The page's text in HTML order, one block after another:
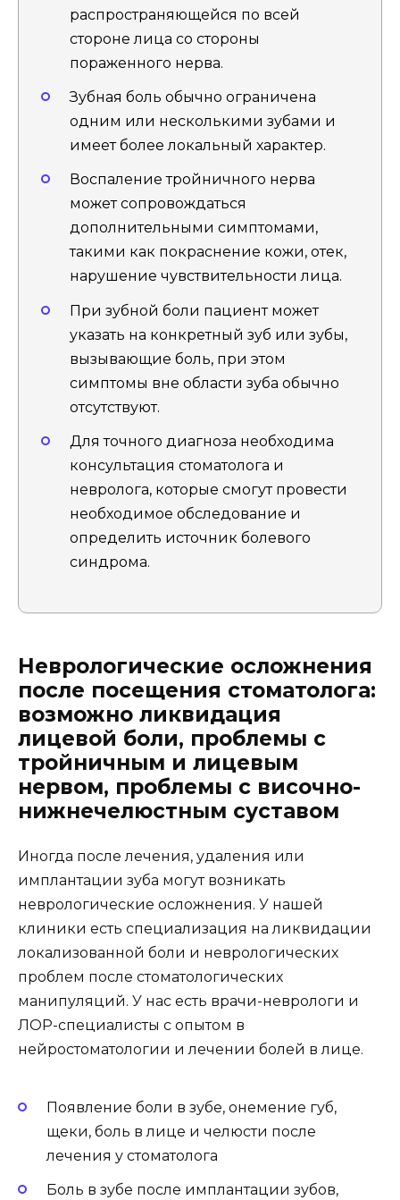
распространяющейся по всей
стороне лица со стороны
пораженного нерва.
Зубная боль обычно ограничена
одним или несколькими зубами и
имеет более локальный характер.
Воспаление тройничного нерва
может сопровождаться
дополнительными симптомами,
такими как покраснение кожи, отек,
нарушение чувствительности лица.
При зубной боли пациент может
указать на конкретный зуб или зубы,
вызывающие боль, при этом
симптомы вне области зуба обычно
отсутствуют.
Для точного диагноза необходима
консультация стоматолога и
невролога, которые смогут провести
необходимое обследование и
определить источник болевого
синдрома.
Неврологические осложнения
после посещения стоматолога:
возможно ликвидация
лицевой боли, проблемы с
тройничным и лицевым
нервом, проблемы с височно-
нижнечелюстным суставом
Иногда после лечения, удаления или
имплантации зуба могут возникать
неврологические осложнения. У нашей
клиники есть специализация на ликвидации
локализованной боли и неврологических
проблем после стоматологических
манипуляций. У нас есть врачи-неврологи и
ЛОР-специалисты с опытом в
нейростоматологии и лечении болей в лице.
Появление боли в зубе, онемение губ,
щеки, боль в лице и челюсти после
лечения у стоматолога
Боль в зубе после имплантации зубов,